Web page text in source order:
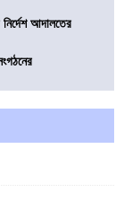
আদালতের